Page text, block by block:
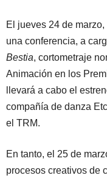
El jueves 24 de
una conferencia, a
Bestia, cortometraje
Animación en los
llevará a cabo el
compañía de danza
el TRM.
En tanto, el 25 de
procesos creativos de